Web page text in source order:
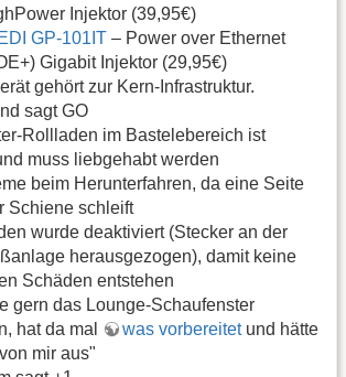
Injektor (39,95€)
EDI GP-101IT – Power over Ethernet
Gigabit Injektor (29,95€)
gehört zur Kern-Infrastruktur.
sagt GO
Rollladen im Bastelebereich ist
muss liebgehabt werden
beim Herunterfahren, da eine Seite
Schiene schleift
wurde deaktiviert (Stecker an der
herausgezogen), damit keine
Schäden entstehen
gern das Lounge-Schaufenster
hat da mal
was vorbereitetund hätte
mir aus"